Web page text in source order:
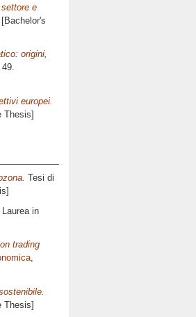
e
[Bachelor's
origini,
europei.
Thesis]
Tesi di
in
trading
,
Thesis]